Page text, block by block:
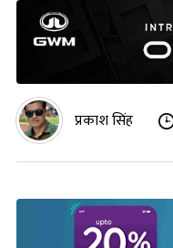
प्रकाश सिंह